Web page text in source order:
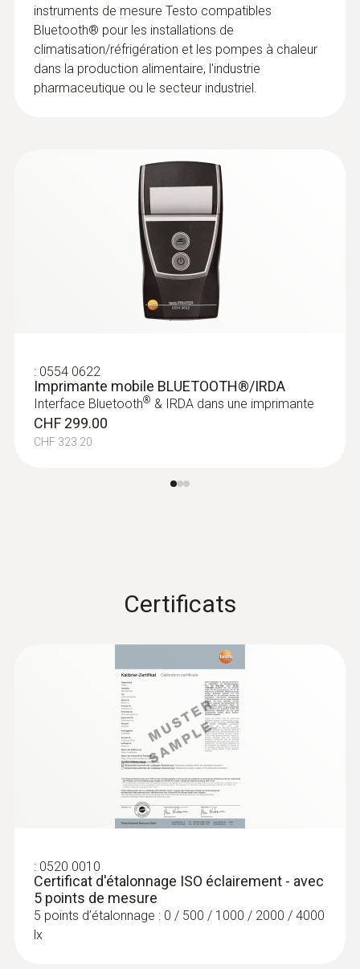
instruments de mesure Testo compatibles
Bluetooth® pour les installations de
climatisation/réfrigération et les pompes à chaleur
dans la production alimentaire, l'industrie
pharmaceutique ou le secteur industriel.
: 0554 0622
Imprimante mobile BLUETOOTH®/IRDA
Interface Bluetooth® & IRDA dans une imprimante
CHF 299.00
CHF 323.20
Certificats
: 0520 0010
Certificat d'étalonnage ISO éclairement - avec
5 points de mesure
5 points d’étalonnage : 0 / 500 / 1000 / 2000 / 4000
lx